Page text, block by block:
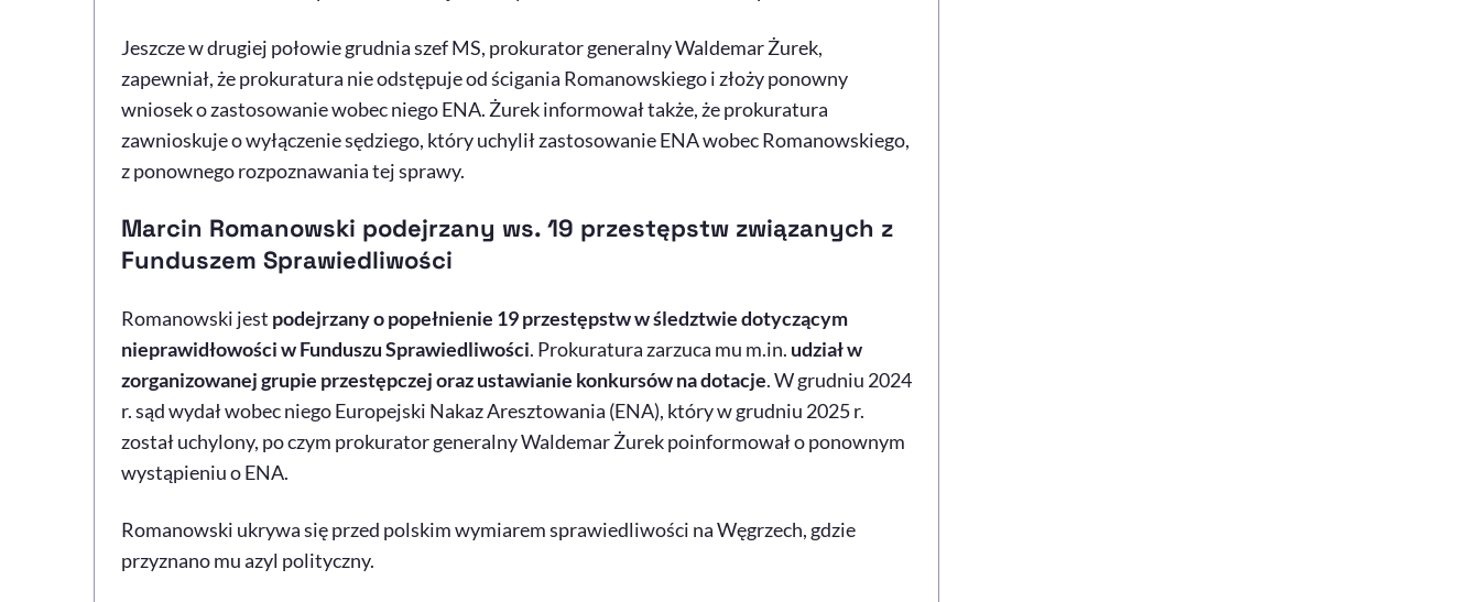
Jeszcze w drugiej połowie grudnia szef MS, prokurator generalny Waldemar Żurek,
zapewniał, że prokuratura nie odstępuje od ścigania Romanowskiego i złoży ponowny
wniosek o zastosowanie wobec niego ENA. Żurek informował także, że prokuratura
zawnioskuje o wyłączenie sędziego, który uchylił zastosowanie ENA wobec Romanowskiego,
z ponownego rozpoznawania tej sprawy.
Marcin Romanowski podejrzany ws. 19 przestępstw związanych z
Funduszem Sprawiedliwości
Romanowski jest podejrzany o popełnienie 19 przestępstw w śledztwie dotyczącym
nieprawidłowości w Funduszu Sprawiedliwości. Prokuratura zarzuca mu m.in. udział w
zorganizowanej grupie przestępczej oraz ustawianie konkursów na dotacje. W grudniu 2024
r. sąd wydał wobec niego Europejski Nakaz Aresztowania (ENA), który w grudniu 2025 r.
został uchylony, po czym prokurator generalny Waldemar Żurek poinformował o ponownym
wystąpieniu o ENA.
Romanowski ukrywa się przed polskim wymiarem sprawiedliwości na Węgrzech, gdzie
przyznano mu azyl polityczny.